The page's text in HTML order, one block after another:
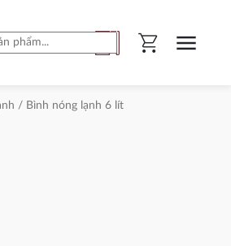
shopping_cart menu
/ Bình nóng lạnh 6 lít